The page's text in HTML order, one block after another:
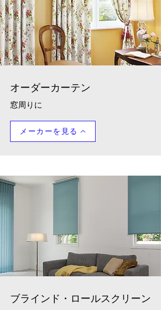
​オーダーカーテン
​窓周りに
メーカーを見る
ブラインド・ロールスクリーン